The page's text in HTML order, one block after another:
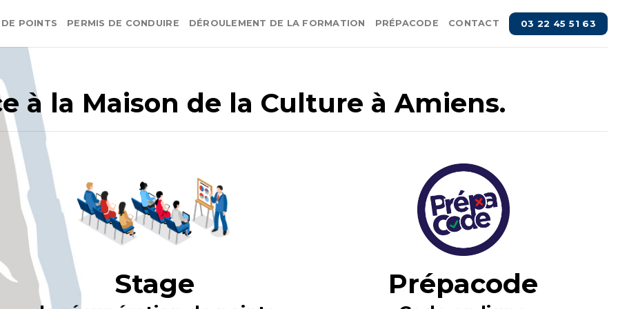
POINTS PERMIS DE CONDUIRE DÉROULEMENT DE LA FORMATION PRÉPACODE CONTACT 03 22 45 51 63
à la Maison de la Culture à Amiens.
Stage Prépacode